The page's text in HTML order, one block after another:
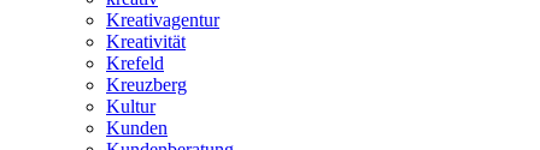
Kreativagentur
Kreativität
Krefeld
Kreuzberg
Kultur
Kunden